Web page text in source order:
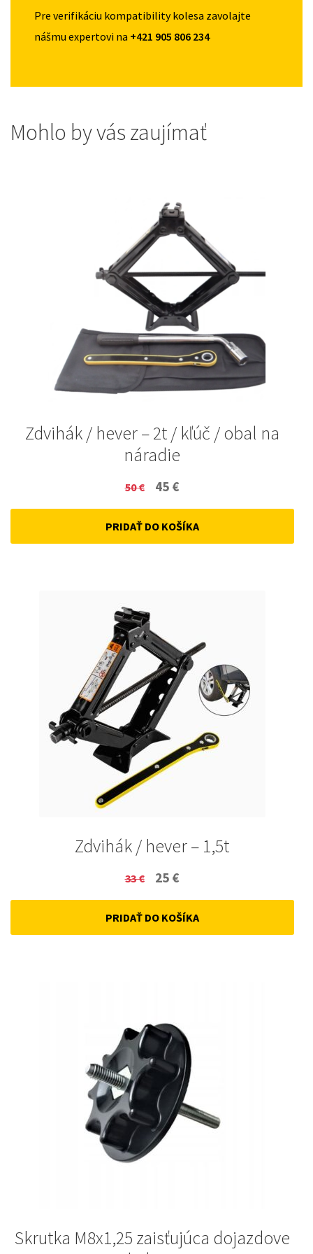
Pre verifikáciu kompatibility kolesa zavolajte
nášmu expertovi na +421 905 806 234
Mohlo by vás zaujímať
Zdvihák / hever – 2t / kľúč / obal na
náradie
50€
Original
price
was:
45 €
price
is:
PRIDAŤ DO KOŠÍKA
Zdvihák / hever – 1,5t
33€
Original
price
was:
25 €
price
is:
PRIDAŤ DO KOŠÍKA
Skrutka M8x1,25 zaisťujúca dojazdove